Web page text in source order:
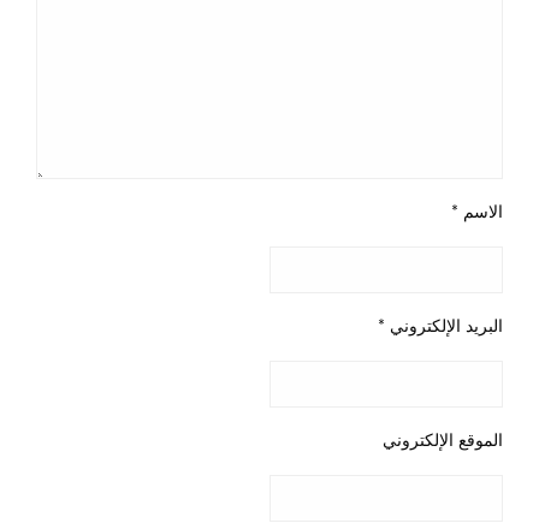
الاسم *
البريد الإلكتروني *
الموقع الإلكتروني